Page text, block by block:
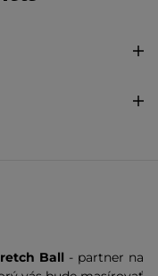
Ball - partner na